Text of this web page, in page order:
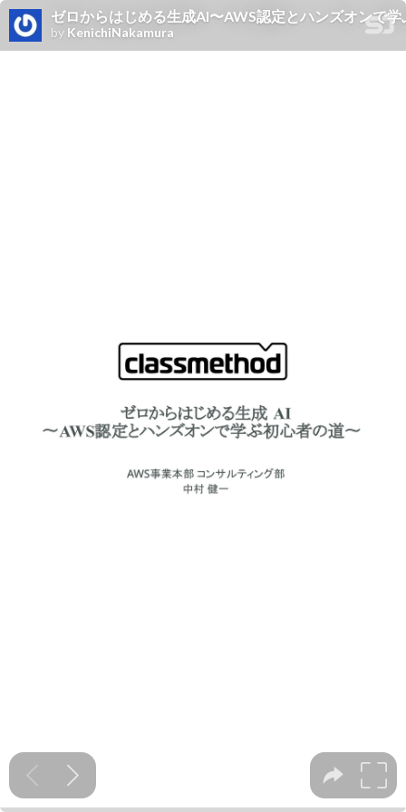
ゼロからはじめる生成AI〜AWS認定とハンズオンで
by KenichiNakamura